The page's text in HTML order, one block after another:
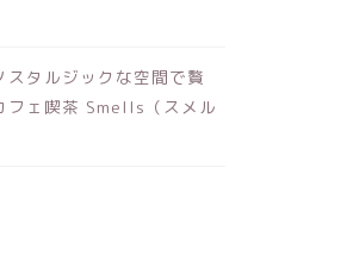
スタルジックな空間で贅
フェ喫茶 Smells（スメル